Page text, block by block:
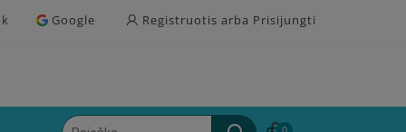
Google Registruotis arba Prisijungti